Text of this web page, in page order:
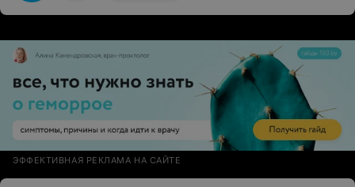
ЭФФЕКТИВНАЯ РЕКЛАМА НА САЙТЕ